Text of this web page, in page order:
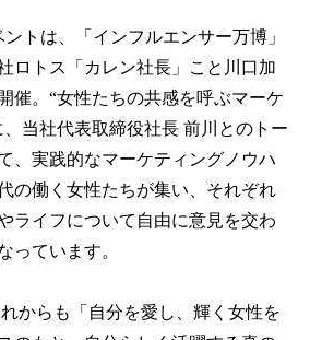
トは、「インフルエンサー万博」
ロトス「カレン社長」こと川口加
催。“女性たちの共感を呼ぶマーケ
当社代表取締役社長 前川とのトー
、実践的なマーケティングノウハ
の働く女性たちが集い、それぞれ
ライフについて自由に意見を交わ
っています。
からも「自分を愛し、輝く女性を